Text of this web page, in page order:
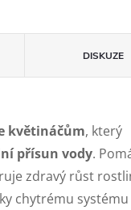
DISKUZE
květináčům, který
přísun vody.
zdravý růst
chytrému systému